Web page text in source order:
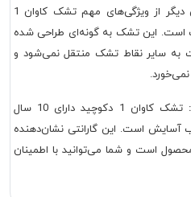
یکی دیگر از ویژگی‌های مهم تشک کاوان 1
است. این تشک به گونه‌ای طراحی شده
به سایر نقاط تشک منتقل نمی‌شود و
تشک کاوان 1 دکوچید دارای 10 سال
است. این گارانتی نشان‌دهنده
است و شما می‌توانید با اطمینان